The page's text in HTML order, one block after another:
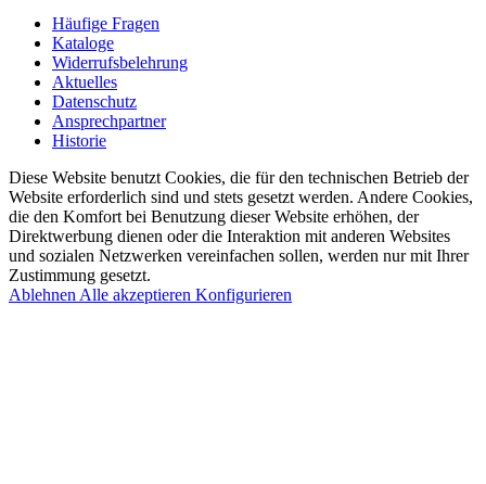
Häufige Fragen
Kataloge
Widerrufsbelehrung
Aktuelles
Datenschutz
Ansprechpartner
Historie
Diese Website benutzt Cookies, die für den technischen Betrieb der
Website erforderlich sind und stets gesetzt werden. Andere Cookies,
die den Komfort bei Benutzung dieser Website erhöhen, der
Direktwerbung dienen oder die Interaktion mit anderen Websites
und sozialen Netzwerken vereinfachen sollen, werden nur mit Ihrer
Zustimmung gesetzt.
Ablehnen Alle akzeptieren Konfigurieren